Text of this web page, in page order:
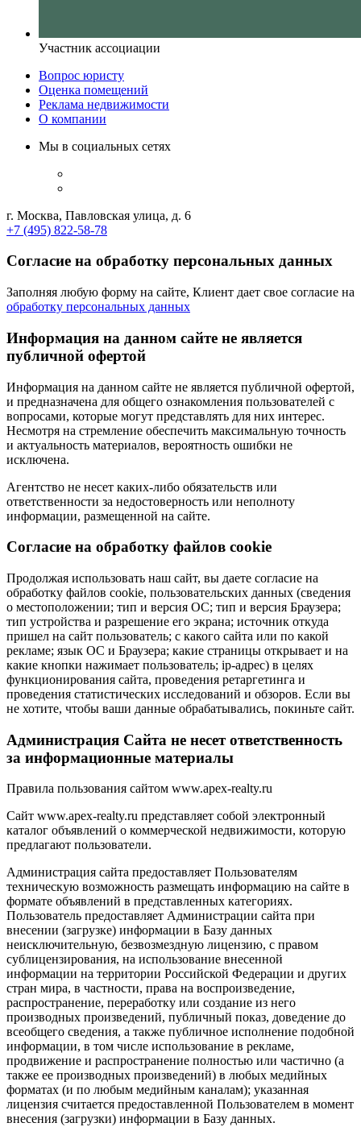
Участник ассоциации
Вопрос юристу
Оценка помещений
Реклама недвижимости
О компании
Мы в социальных сетях
г. Москва, Павловская улица, д. 6
+7 (495) 822-58-78
Согласие на обработку персональных данных
Заполняя любую форму на сайте, Клиент дает свое согласие на
обработку персональных данных
Информация на данном сайте не является
публичной офертой
Информация на данном сайте не является публичной офертой,
и предназначена для общего ознакомления пользователей с
вопросами, которые могут представлять для них интерес.
Несмотря на стремление обеспечить максимальную точность
и актуальность материалов, вероятность ошибки не
исключена.
Агентство не несет каких-либо обязательств или
ответственности за недостоверность или неполноту
информации, размещенной на сайте.
Cогласие на обработку файлов cookie
Продолжая использовать наш сайт, вы даете согласие на
обработку файлов cookie, пользовательских данных (сведения
о местоположении; тип и версия ОС; тип и версия Браузера;
тип устройства и разрешение его экрана; источник откуда
пришел на сайт пользователь; с какого сайта или по какой
рекламе; язык ОС и Браузера; какие страницы открывает и на
какие кнопки нажимает пользователь; ip-адрес) в целях
функционирования сайта, проведения ретаргетинга и
проведения статистических исследований и обзоров. Если вы
не хотите, чтобы ваши данные обрабатывались, покиньте сайт.
Администрация Сайта не несет ответственность
за информационные материалы
Правила пользования сайтом www.apex-realty.ru
Сайт www.apex-realty.ru представляет собой электронный
каталог объявлений о коммерческой недвижимости, которую
предлагают пользователи.
Администрация сайта предоставляет Пользователям
техническую возможность размещать информацию на сайте в
формате объявлений в представленных категориях.
Пользователь предоставляет Администрации сайта при
внесении (загрузке) информации в Базу данных
неисключительную, безвозмездную лицензию, с правом
сублицензирования, на использование внесенной
информации на территории Российской Федерации и других
стран мира, в частности, права на воспроизведение,
распространение, переработку или создание из него
производных произведений, публичный показ, доведение до
всеобщего сведения, а также публичное исполнение подобной
информации, в том числе использование в рекламе,
продвижение и распространение полностью или частично (а
также ее производных произведений) в любых медийных
форматах (и по любым медийным каналам); указанная
лицензия считается предоставленной Пользователем в момент
внесения (загрузки) информации в Базу данных.